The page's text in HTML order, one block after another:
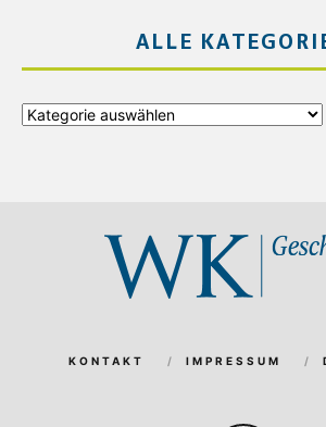
ALLE
Alle
KONTAKT IMPRESSUM